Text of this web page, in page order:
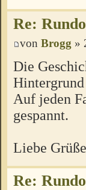
Re:
von Brogg »
Die
Auf jeden
gespannt.
Liebe
Re: